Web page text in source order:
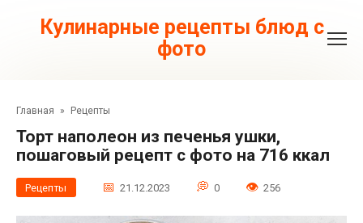
контентуКулинарные рецепты блюд с
фото
Главная » Рецепты
Торт наполеон из печенья ушки,
пошаговый рецепт с фото на 716 ккал
Рецепты 21.12.2023 0 256